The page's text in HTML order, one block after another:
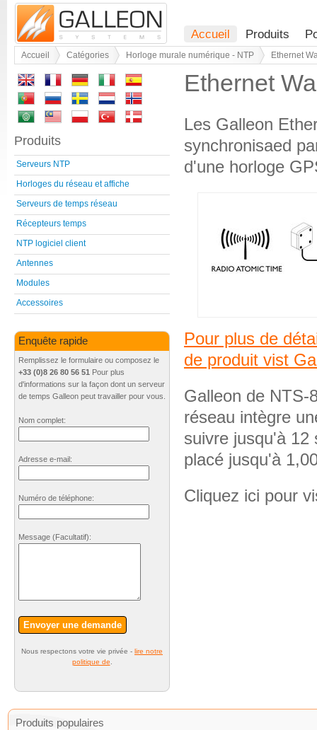
Accueil Produits
Accueil Catégories Horloge murale numérique - NTP Ethernet
Ethernet
Les Galleon
synchronisaed
d'une horloge
Pour plus de
de produit vist
Galleon de NTS-
réseau intègre
suivre jusqu'à 12
placé jusqu'à
Cliquez ici pour
Produits
Serveurs NTP
Horloges du réseau et affiche
Serveurs de temps réseau
Récepteurs temps
NTP logiciel client
Antennes
Modules
Accessoires
Enquête rapide
Remplissez le formulaire ou composez le
+33 (0)8 26 80 56 51 Pour plus
d'informations sur la façon dont un serveur
de temps Galleon peut travailler pour vous.
Nom complet:
Adresse e-mail:
Numéro de téléphone:
Message (Facultatif):
Envoyer une demande
Nous respectons votre vie privée - lire notre
politique de.
Produits populaires